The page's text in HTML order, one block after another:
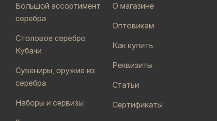
Большой ассортимент
серебра
Столовое серебро
Кубачи
Сувениры, оружие из
серебра
Наборы и сервизы
О магазине
Оптовикам
Как купить
Реквизиты
Статьи
Сертификаты